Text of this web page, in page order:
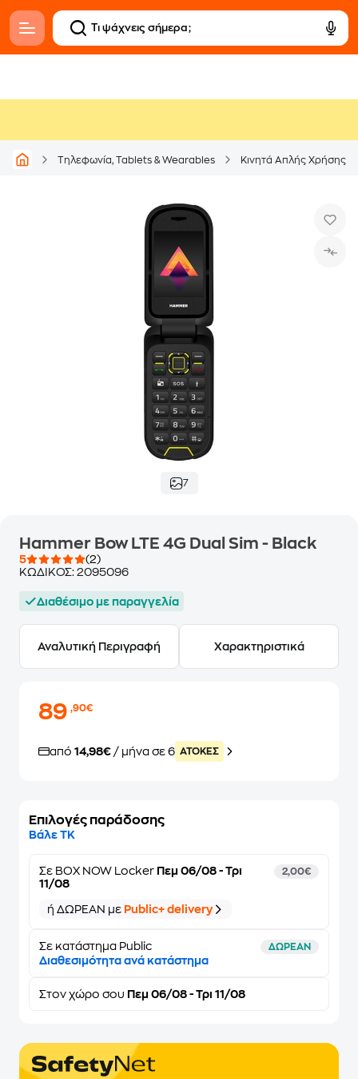
Τηλεφωνία, Tablets & Wearables Κινητά Απλής Χρήσης
7
Hammer Bow LTE 4G Dual Sim - Black
5
(2)
ΚΩΔΙΚΟΣ: 2095096
Διαθέσιμο με παραγγελία
Αναλυτική Περιγραφή Χαρακτηριστικά
89,90€
από 14,98€ / μήνα σε 6 ATOKEΣ
Επιλογές παράδοσης
Βάλε ΤΚ
Σε BOX NOW Locker Πεμ 06/08 - Τρι
11/08
2,00€
ή ΔΩΡΕΑΝ με Public+ delivery
Σε κατάστημα Public ΔΩΡΕΑΝ
Διαθεσιμότητα ανά κατάστημα
Στον χώρο σου Πεμ 06/08 - Τρι 11/08